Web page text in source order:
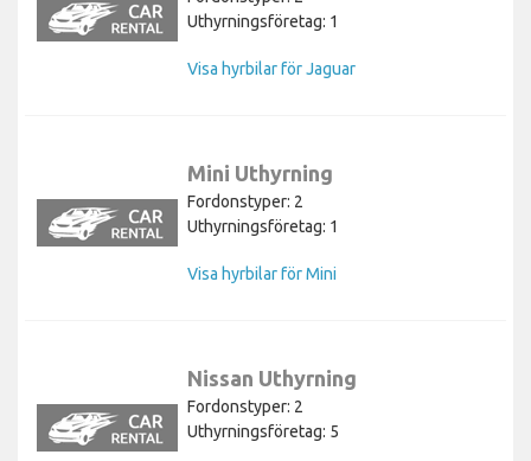
Uthyrningsföretag: 1
Visa hyrbilar för Jaguar
Mini Uthyrning
Fordonstyper: 2
Uthyrningsföretag: 1
Visa hyrbilar för Mini
Nissan Uthyrning
Fordonstyper: 2
Uthyrningsföretag: 5